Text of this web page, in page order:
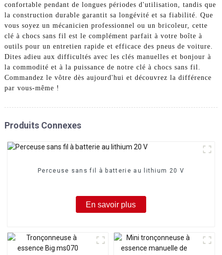
confortable pendant de longues périodes d'utilisation, tandis que
la construction durable garantit sa longévité et sa fiabilité. Que
vous soyez un mécanicien professionnel ou un bricoleur, cette
clé à chocs sans fil est le complément parfait à votre boîte à
outils pour un entretien rapide et efficace des pneus de voiture.
Dites adieu aux difficultés avec les clés manuelles et bonjour à
la commodité et à la puissance de notre clé à chocs sans fil.
Commandez le vôtre dès aujourd'hui et découvrez la différence
par vous-même !
Produits Connexes
Perceuse sans fil à batterie au lithium 20 V
En savoir plus